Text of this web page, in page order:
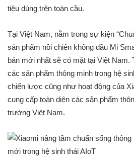
tiêu dùng trên toàn cầu.
Tại Việt Nam, nằm trong sự kiện
sản phẩm nồi chiên không dầu Mi
bản mới nhất sẽ có mặt tại Việt Nam.
các sản phẩm thông minh trong hệ
chiến lược cũng như hoạt động của
cung cấp toàn diện các sản phẩm
trường Việt Nam.